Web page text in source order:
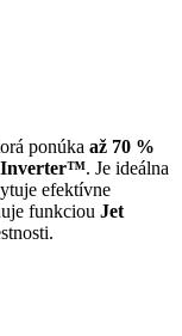
ponúka až 70 %
. Je ideálna
efektívne
funkciou Jet